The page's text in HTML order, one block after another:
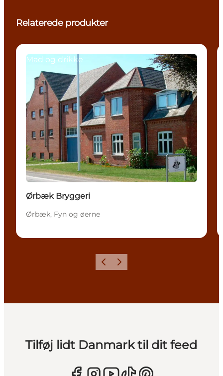
Relaterede produkter
Mad og drikke
Ørbæk Bryggeri
Ørbæk, Fyn og øerne
ForrigeNæste
Tilføj lidt Danmark til dit feed